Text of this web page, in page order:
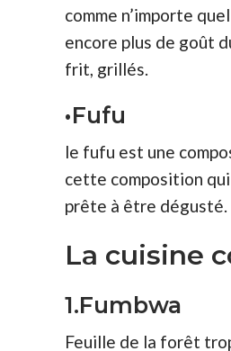
comme n’importe
encore plus de goût
frit, grillés.
•Fufu
le fufu est une
cette composition qui
prête à être dégusté.
La cuisine
1.Fumbwa
Feuille de la forêt